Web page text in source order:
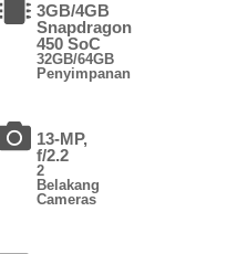
3GB/4GB
Snapdragon
450 SoC
32GB/64GB
Penyimpanan
13-MP,
f/2.2
2
Belakang
Cameras